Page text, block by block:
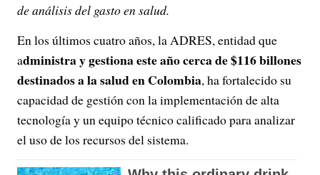
de análisis del gasto en salud.
En los últimos cuatro años, la ADRES, entidad que
administra y gestiona este año cerca de $116 billones
destinados a la salud en Colombia, ha fortalecido su
capacidad de gestión con la implementación de alta
tecnología y un equipo técnico calificado para analizar
el uso de los recursos del sistema.